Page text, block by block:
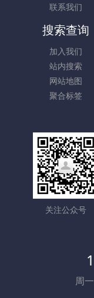
联系我们
搜索查询
加入我们
站内搜索
网站地图
聚合标签
关注公众号
周